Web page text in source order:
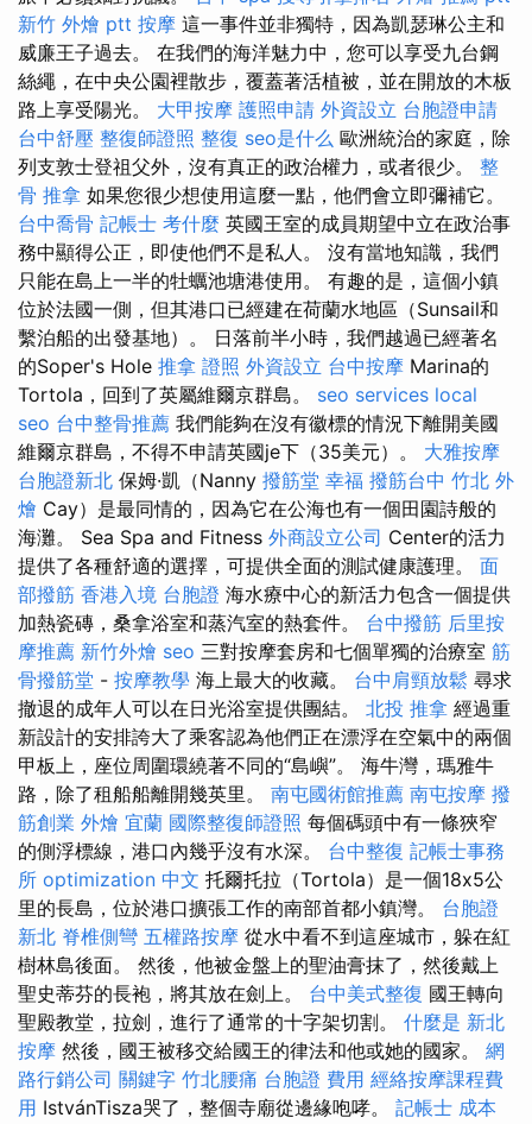
新竹 外燴 ptt 按摩 這一事件並非獨特，因為凱瑟琳公主和
威廉王子過去。 在我們的海洋魅力中，您可以享受九台鋼
絲繩，在中央公園裡散步，覆蓋著活植被，並在開放的木板
路上享受陽光。 大甲按摩 護照申請 外資設立 台胞證申請
台中舒壓 整復師證照 整復 seo是什么 歐洲統治的家庭，除
列支敦士登祖父外，沒有真正的政治權力，或者很少。 整
骨 推拿 如果您很少想使用這麼一點，他們會立即彌補它。
台中喬骨 記帳士 考什麼 英國王室的成員期望中立在政治事
務中顯得公正，即使他們不是私人。 沒有當地知識，我們
只能在島上一半的牡蠣池塘港使用。 有趣的是，這個小鎮
位於法國一側，但其港口已經建在荷蘭水地區（Sunsail和
繫泊船的出發基地）。 日落前半小時，我們越過已經著名
的Soper's Hole 推拿 證照 外資設立 台中按摩 Marina的
Tortola，回到了英屬維爾京群島。 seo services local
seo 台中整骨推薦 我們能夠在沒有徽標的情況下離開美國
維爾京群島，不得不申請英國je下（35美元）。 大雅按摩
台胞證新北 保姆·凱（Nanny 撥筋堂 幸福 撥筋台中 竹北 外
燴 Cay）是最同情的，因為它在公海也有一個田園詩般的
海灘。 Sea Spa and Fitness 外商設立公司 Center的活力
提供了各種舒適的選擇，可提供全面的測試健康護理。 面
部撥筋 香港入境 台胞證 海水療中心的新活力包含一個提供
加熱瓷磚，桑拿浴室和蒸汽室的熱套件。 台中撥筋 后里按
摩推薦 新竹外燴 seo 三對按摩套房和七個單獨的治療室 筋
骨撥筋堂 - 按摩教學 海上最大的收藏。 台中肩頸放鬆 尋求
撤退的成年人可以在日光浴室提供團結。 北投 推拿 經過重
新設計的安排誇大了乘客認為他們正在漂浮在空氣中的兩個
甲板上，座位周圍環繞著不同的“島嶼”。 海牛灣，瑪雅牛
路，除了租船船離開幾英里。 南屯國術館推薦 南屯按摩 撥
筋創業 外燴 宜蘭 國際整復師證照 每個碼頭中有一條狹窄
的側浮標線，港口內幾乎沒有水深。 台中整復 記帳士事務
所 optimization 中文 托爾托拉（Tortola）是一個18x5公
里的長島，位於港口擴張工作的南部首都小鎮灣。 台胞證
新北 脊椎側彎 五權路按摩 從水中看不到這座城市，躲在紅
樹林島後面。 然後，他被金盤上的聖油膏抹了，然後戴上
聖史蒂芬的長袍，將其放在劍上。 台中美式整復 國王轉向
聖殿教堂，拉劍，進行了通常的十字架切割。 什麼是 新北
按摩 然後，國王被移交給國王的律法和他或她的國家。 網
路行銷公司 關鍵字 竹北腰痛 台胞證 費用 經絡按摩課程費
用 IstvánTisza哭了，整個寺廟從邊緣咆哮。 記帳士 成本